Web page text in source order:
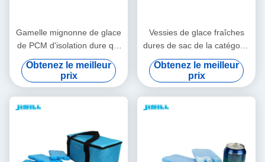
Gamelle mignonne de glace
de PCM d'isolation dure qui
respecte l'environnement
pour conserver la nourriture
se refroidir et frais
Obtenez le meilleur
prix
Vessies de glace fraîches
dures de sac de la catégorie
comestible 200g Shell pour
les aliments surgelés,
emballages froids de
gamelle
Obtenez le meilleur
prix